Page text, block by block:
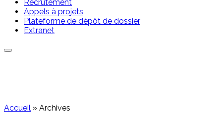
Recrutement
Appels à projets
Plateforme de dépôt de dossier
Extranet
Accueil » Archives